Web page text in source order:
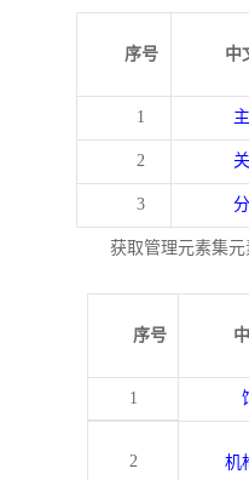
序号 中
1
2
3
获取管理元素集
序号
1
2 机